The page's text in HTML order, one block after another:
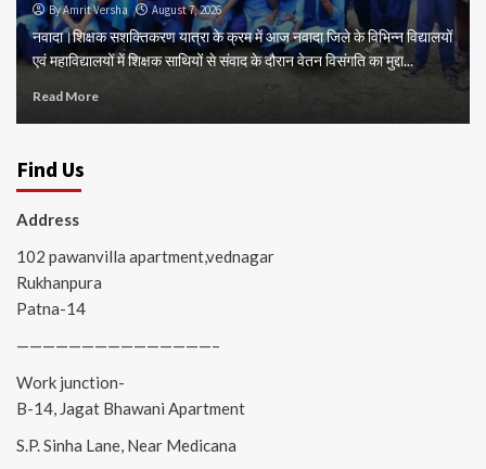
By Amrit Versha August 7, 2026
नवादा।शिक्षक सशक्तिकरण यात्रा के क्रम में आज नवादा जिले के विभिन्न विद्यालयों
एवं महाविद्यालयों में शिक्षक साथियों से संवाद के दौरान वेतन विसंगति का मुद्दा...
Read More
Find Us
Address
102 pawanvilla apartment,vednagar
Rukhanpura
Patna-14
———————————————–
Work junction-
B-14, Jagat Bhawani Apartment
S.P. Sinha Lane, Near Medicana